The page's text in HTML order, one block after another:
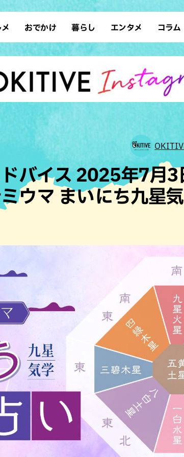
ン 沖縄そば
ウト カフェ
和食・日本料理
・焼肉 焼鳥・串料理
肉料理 居酒屋・バー
イキング
おでかけ
デート ドライブ
散歩 ソロ活
アート
ショッピング ホテル
サウナ 公園
沖縄の海
暮らし
レシピ SDGs
ファッション ローカルニ
沖縄移住 沖縄旧暦
エンタメ
スポーツ
タレント・芸人
コラム
バイス 2025年7月3
ウマ まいにち九星